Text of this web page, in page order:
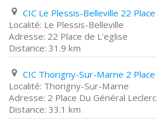
Le Plessis-Belleville
22 Place de L'eglise
31.9 km
Thorigny-Sur-Marne
2 Place Du Général Leclerc
33.1 km